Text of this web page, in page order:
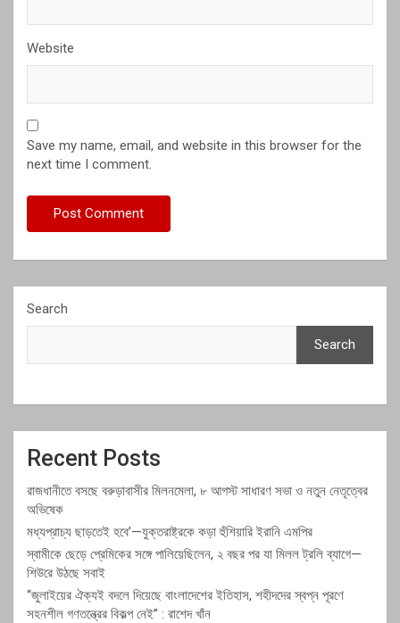
Website
Save my name, email, and website in this browser for the
next time I comment.
Search
Search
Recent Posts
রাজধানীতে বসছে বরুড়াবাসীর মিলনমেলা, ৮ আগস্ট সাধারণ সভা ও নতুন নেতৃত্বের
অভিষেক
মধ্যপ্রাচ্য ছাড়তেই হবে’—যুক্তরাষ্ট্রকে কড়া হুঁশিয়ারি ইরানি এমপির
স্বামীকে ছেড়ে প্রেমিকের সঙ্গে পালিয়েছিলেন, ২ বছর পর যা মিলল ট্রলি ব্যাগে—
শিউরে উঠছে সবাই
“জুলাইয়ের ঐক্যই বদলে দিয়েছে বাংলাদেশের ইতিহাস, শহীদদের স্বপ্ন পূরণে
সহনশীল গণতন্ত্রের বিকল্প নেই” : রাশেদ খাঁন